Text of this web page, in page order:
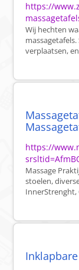
https://
Wij hechten
verplaatsen,
https://
Massage
stoelen,
InnerStrenght,